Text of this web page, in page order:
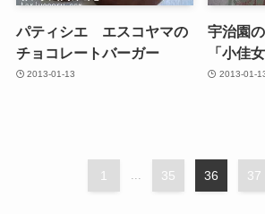
パティシエ エスコヤマの
チョコレートバーガー
2013-01-13
宇治園
「小佳
2013-01-
1 ... 35 36 37